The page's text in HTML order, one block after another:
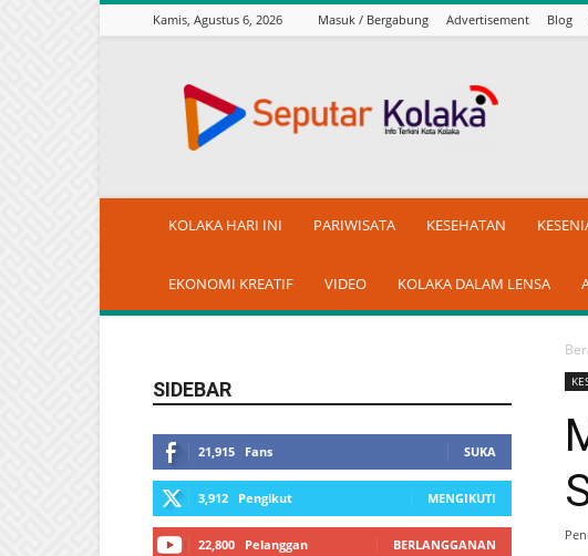
Kamis, Agustus 6, 2026 Masuk / Bergabung Advertisement Blog
KOLAKA HARI INI PARIWISATA KESEHATAN
EKONOMI KREATIF VIDEO KOLAKA DALAM LENSA
SIDEBAR
21,915 Fans SUKA
3,912 Pengikut MENGIKUTI
22,800 Pelanggan BERLANGGANAN